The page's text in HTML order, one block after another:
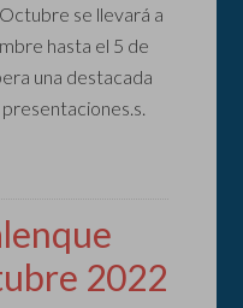
se llevará a
hasta el 5 de
una destacada
2022